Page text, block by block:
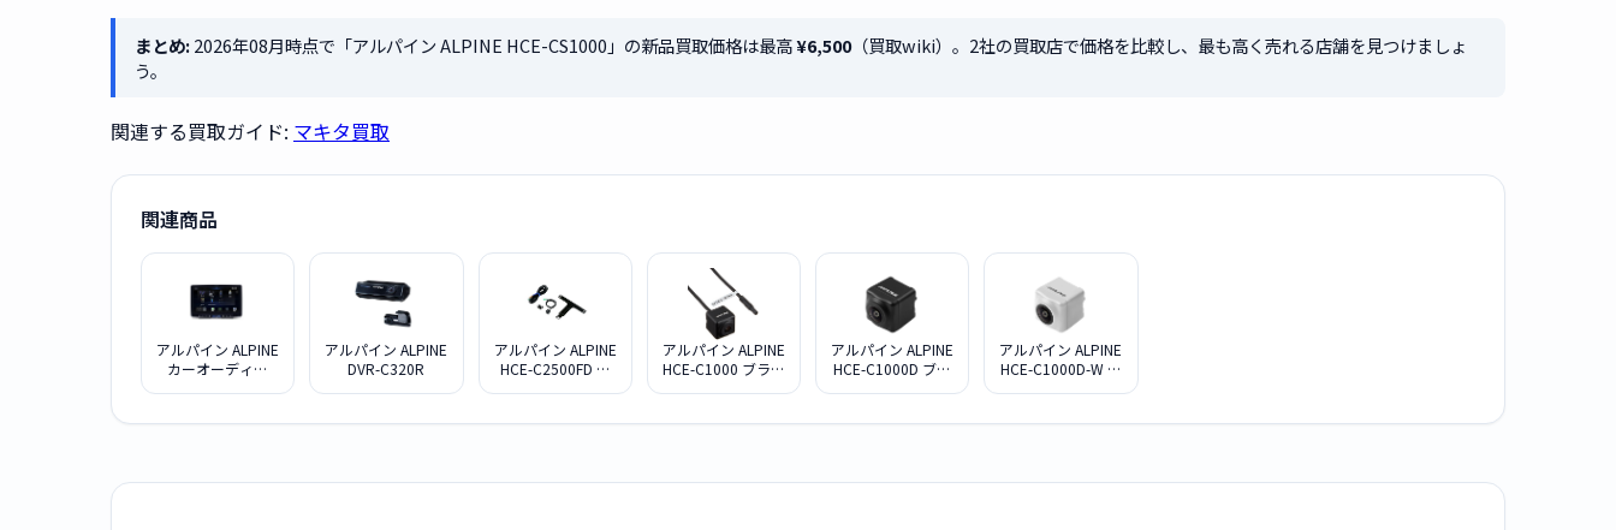
まとめ:2026年08月時点で「アルパイン ALPINE HCE-CS1000」の新品買取価格は最高¥6,500（買取wiki）。2社の買取店で価格を比較し、最も高く売れる店舗を見つけましょ
う。
関連する買取ガイド: マキタ買取
関連商品
アルパイン ALPINE
カーオーディオ
アルパイン ALPINE
DVR-C320R
アルパイン ALPINE
HCE-C2500FD ブ
アルパイン ALPINE
HCE-C1000 ブラッ
アルパイン ALPINE
HCE-C1000D ブラ
アルパイン ALPINE
HCE-C1000D-W パ